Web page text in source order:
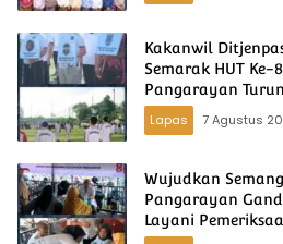
Kakanwil
Semarak HUT Ke-
Pangarayan
Kakanwil Cup Mini
Lapas 7 Agustus
Wujudkan
Pangarayan
Layani